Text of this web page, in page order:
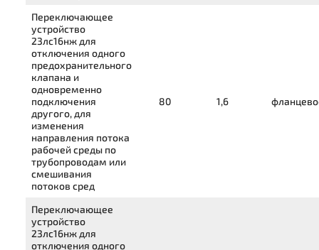
Переключающее
устройство
23лс16нж для
отключения одного
предохранительного
клапана и
одновременно
подключения
другого, для
изменения
направления потока
рабочей среды по
трубопроводам или
смешивания
потоков сред
80 1,6
Переключающее
устройство
23лс16нж для
отключения одного